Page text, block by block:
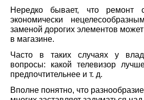
Нередко бывает, что ремонт
экономически
заменой дорогих элементов
в магазине.
Часто в таких случаях у
вопросы: какой телевизор
предпочтительнее и т. д.
Вполне понятно, что